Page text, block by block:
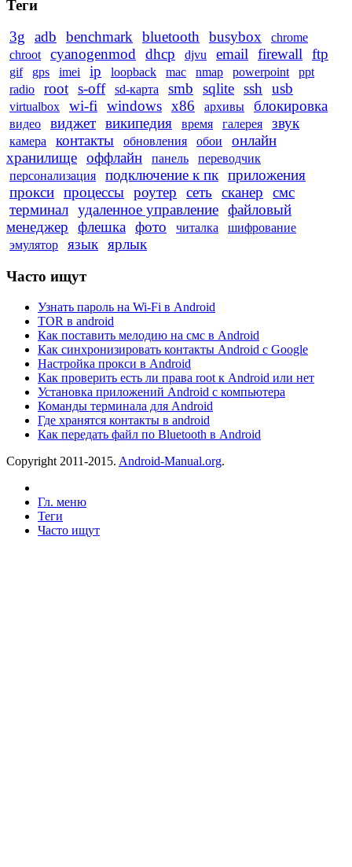
Теги
3g
adb benchmark bluetooth busybox
chrome
chroot
cyanogenmod dhcp djvu email firewall ftp
gif gps imei ip loopback mac nmap powerpoint
ppt
radio
root s-off sd-карта smb sqlite ssh usb
virtualbox wi-fi windows x86 архивы блокировка
видео виджет википедия время галерея звук
камера контакты обновления обои
онлайн
хранилище оффлайн панель
переводчик
персонализация
подключение к пк приложения
прокси процессы роутер сеть сканер
смс
терминал удаленное управление файловый
менеджер
флешка фото читалка
шифрование
эмулятор
язык ярлык
Часто ищут
Узнать пароль на Wi-Fi в Android
TOR в android
Как поставить мелодию на смс в Android
Как синхронизировать контакты Android с Google
Настройка прокси в Android
Как проверить есть ли права root к Android или нет
Установка приложений Android с компьютера
Команды терминала для Android
Где хранятся контакты в android
Как передать файл по Bluetooth в Android
Copyright 2011-2015. Android-Manual.org.
Гл. меню
Теги
Часто ищут